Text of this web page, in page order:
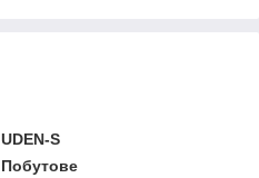
UDEN-S
Побутове